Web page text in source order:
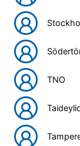
TNO